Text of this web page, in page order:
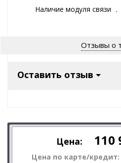
Наличие модуля связи
Отзывы о
Оставить отзыв
Цена: 110
Цена по карте/кредит: